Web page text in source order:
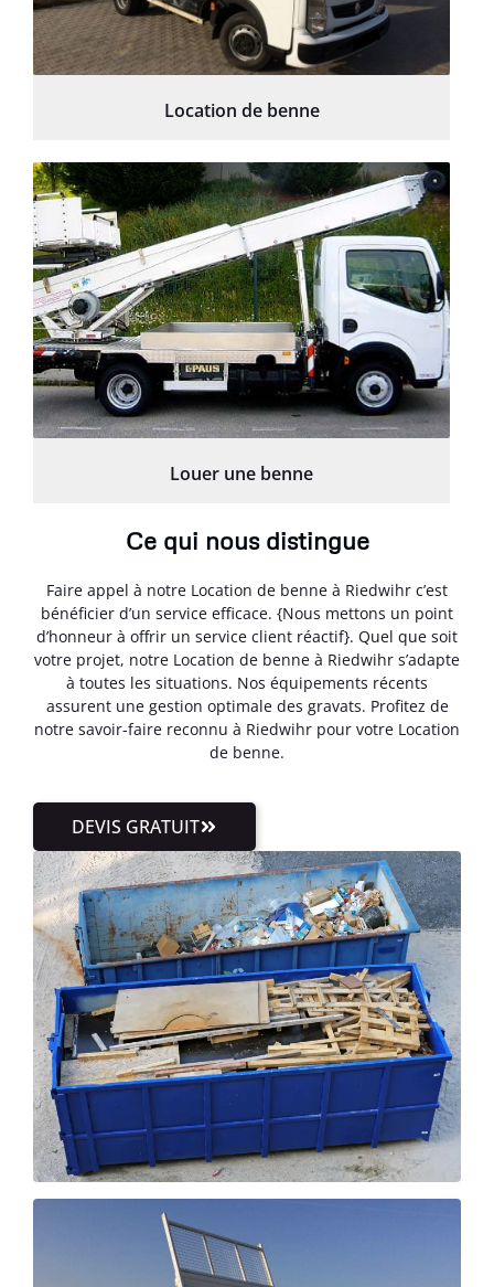
Location de benne
Louer une benne
Ce qui nous distingue
Faire appel à notre Location de benne à Riedwihr c’est
bénéficier d’un service efficace. {Nous mettons un point
d’honneur à offrir un service client réactif}. Quel que soit
votre projet, notre Location de benne à Riedwihr s’adapte
à toutes les situations. Nos équipements récents
assurent une gestion optimale des gravats. Profitez de
notre savoir-faire reconnu à Riedwihr pour votre Location
de benne.
DEVIS GRATUIT